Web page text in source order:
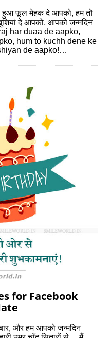
हुआ फूल मेहक दे आपको, हम तो
दे आपको, आपको जन्‍मदिन
har duaa de aapko,
hum to kuchh dene ke
de aapko!…
for Facebook
और हम आपको जन्मदिन